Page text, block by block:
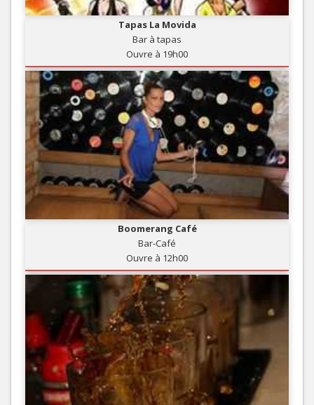
Tapas La Movida
Bar à tapas
Ouvre à 19h00
Boomerang Café
Bar-Café
Ouvre à 12h00